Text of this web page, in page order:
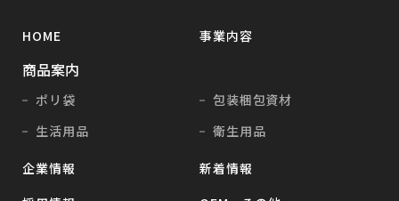
HOME 事業内容
商品案内
ポリ袋
包装梱包資材
生活用品
衛生用品
企業情報
新着情報